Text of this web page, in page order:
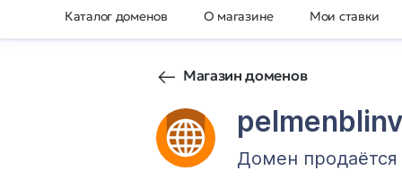
Каталог доменов О магазине Мои ставки
Магазин доменов
Домен продаётся